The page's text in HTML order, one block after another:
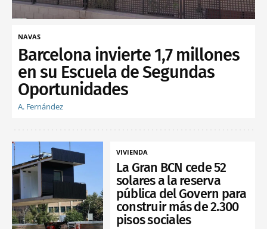
NAVAS
Barcelona invierte 1,7 millones
en su Escuela de Segundas
Oportunidades
A. Fernández
VIVIENDA
La Gran BCN cede 52
solares a la reserva
pública del Govern para
construir más de 2.300
pisos sociales